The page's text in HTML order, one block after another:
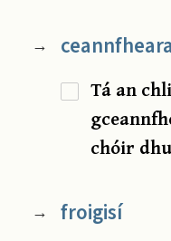
→
Tá an
chóir
→ froigisí